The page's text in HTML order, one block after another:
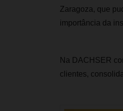
Zaragoza, que
importância da
Na DACHSER
clientes,